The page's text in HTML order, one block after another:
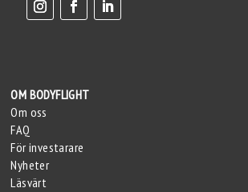
OM BODYFLIGHT
Om oss
FAQ
För investarare
Nyheter
Läsvärt